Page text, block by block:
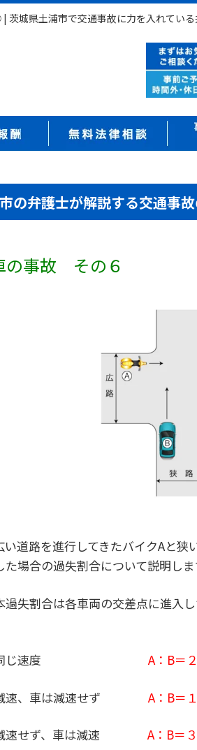
城県土浦市で交通事故に力を入れてい
の弁護士が解説する交通
の事故 その６
い道路を進行してきたバイクAと狭
場合の過失割合について説明しま
過失割合は各車両の交差点に進入
も同じ速度 A：B＝
速、車は減速せず A：B＝
速せず、車は減速 A：B＝